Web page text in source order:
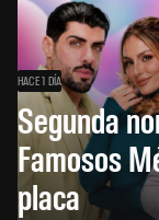
HACE 1 DÍA
Segunda
Famosos
placa